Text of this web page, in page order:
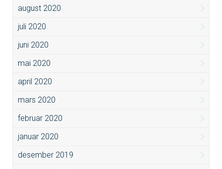
august 2020
juli 2020
juni 2020
mai 2020
april 2020
mars 2020
februar 2020
januar 2020
desember 2019